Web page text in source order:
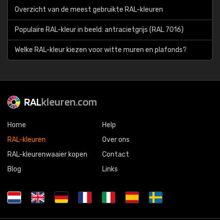
Overzicht van de meest gebruikte RAL-kleuren
Populaire RAL-kleur in beeld: antracietgrijs (RAL 7016)
Welke RAL-kleur kiezen voor witte muren en plafonds?
RALkleuren.com
Home
RAL-kleuren
RAL-kleurenwaaier kopen
Blog
Help
Over ons
Contact
Links